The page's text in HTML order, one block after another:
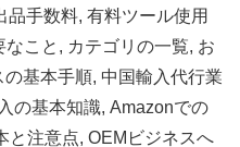
品手数料, 有料ツール使用
こと, カテゴリの一覧, お
基本手順, 中国輸入代行業
の基本知識, Amazonでの
と注意点, OEMビジネスへ